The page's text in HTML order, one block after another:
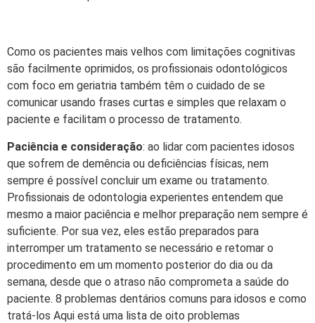
Como os pacientes mais velhos com limitações cognitivas
são facilmente oprimidos, os profissionais odontológicos
com foco em geriatria também têm o cuidado de se
comunicar usando frases curtas e simples que relaxam o
paciente e facilitam o processo de tratamento.
Paciência e consideração: ao lidar com pacientes idosos
que sofrem de demência ou deficiências físicas, nem
sempre é possível concluir um exame ou tratamento.
Profissionais de odontologia experientes entendem que
mesmo a maior paciência e melhor preparação nem sempre é
suficiente. Por sua vez, eles estão preparados para
interromper um tratamento se necessário e retomar o
procedimento em um momento posterior do dia ou da
semana, desde que o atraso não comprometa a saúde do
paciente. 8 problemas dentários comuns para idosos e como
tratá-los Aqui está uma lista de oito problemas